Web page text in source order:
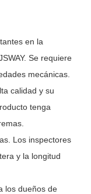
en la
Se requiere
mecánicas.
calidad y su
tenga
Los inspectores
y la longitud
los dueños de